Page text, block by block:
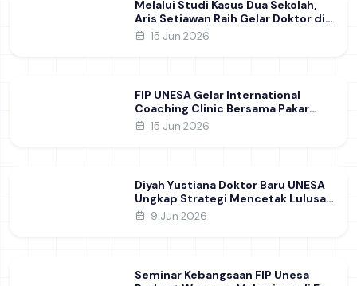
Melalui Studi Kasus Dua Sekolah,
Aris Setiawan Raih Gelar Doktor di
FIP UNESA Usai Kupas Manajemen
15 Jun 2026
FIP UNESA Gelar International
Coaching Clinic Bersama Pakar
Khon Kaen University Thailand,
15 Jun 2026
Diyah Yustiana Doktor Baru UNESA
Ungkap Strategi Mencetak Lulusan
SMK yang Siap Hadapi Dunia Kerja
9 Jun 2026
Seminar Kebangsaan FIP Unesa